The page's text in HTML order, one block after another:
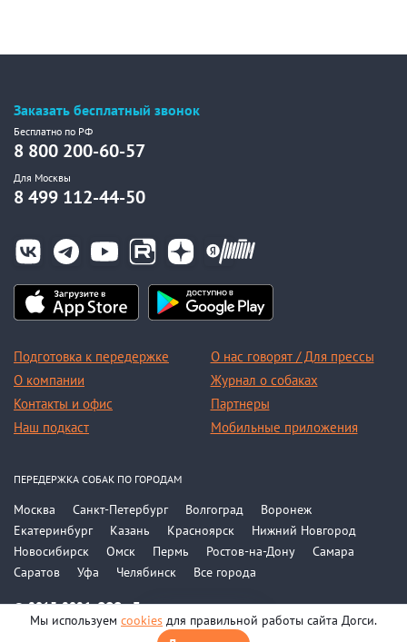
На карте
Заказать бесплатный звонок
Бесплатно по РФ
8 800 200-60-57
Для Москвы
8 499 112-44-50
Подготовка к передержке
О компании
Контакты и офис
Наш подкаст
О нас говорят / Для прессы
Журнал о собаках
Партнеры
Мобильные приложения
© 2015-2026, ООО «Догси»
Политика конфиденциальности
ПЕРЕДЕРЖКА СОБАК ПО ГОРОДАМ
Москва Санкт-Петербург Волгоград
Воронеж
Екатеринбург
Казань Красноярск
Нижний Новгород
Новосибирск
Омск Пермь Ростов-на-Дону
Самара
Саратов
Уфа Челябинск Все города
Мы используем cookies для правильной работы сайта Догси.